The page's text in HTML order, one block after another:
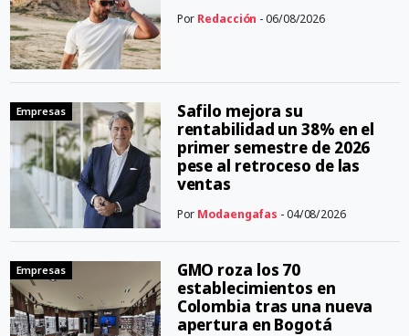
Por Redacción - 06/08/2026
Empresas
Safilo mejora su
rentabilidad un 38% en el
primer semestre de 2026
pese al retroceso de las
ventas
Por Modaengafas - 04/08/2026
Empresas
GMO roza los 70
establecimientos en
Colombia tras una nueva
apertura en Bogotá